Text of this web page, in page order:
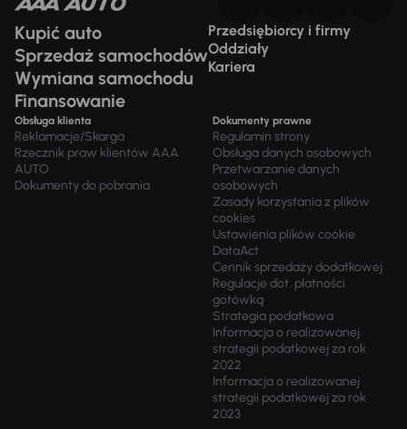
Kupić auto
Sprzedaż samochodów
Wymiana samochodu
Finansowanie
Przedsiębiorcy i firmy
Oddziały
Kariera
Obsługa klienta
Reklamacje/Skarga
Rzecznik praw klientów AAA
AUTO
Dokumenty do pobrania
Dokumenty prawne
Regulamin strony
Obsługa danych osobowych
Przetwarzanie danych
osobowych
Zasady korzystania z plików
cookies
Ustawienia plików cookie
DataAct
Cennik sprzedaży dodatkowej
Regulacje dot. płatności
gotówką
Strategia podatkowa
Informacja o realizowanej
strategii podatkowej za rok
2022
Informacja o realizowanej
strategii podatkowej za rok
2023